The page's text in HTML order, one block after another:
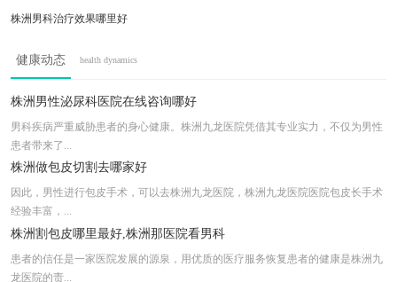
株洲男科治疗效果哪里好
株洲男科医院「排名公布」
株洲九龙医院正规不
株洲治割包皮的医院哪家效果比较明显
健康动态 health dynamics
株洲男性泌尿科医院在线咨询哪好
男科疾病严重威胁患者的身心健康。株洲九龙医院凭借其专业实力，不仅为男性
患者带来了...
株洲做包皮切割去哪家好
因此，男性进行包皮手术，可以去株洲九龙医院，株洲九龙医院医院包皮长手术
经验丰富，...
株洲割包皮哪里最好,株洲那医院看男科
患者的信任是一家医院发展的源泉，用优质的医疗服务恢复患者的健康是株洲九
龙医院的责...